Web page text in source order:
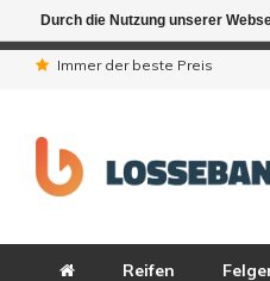
Immer der beste Preis
Reifen
Durch die Nutzung unserer